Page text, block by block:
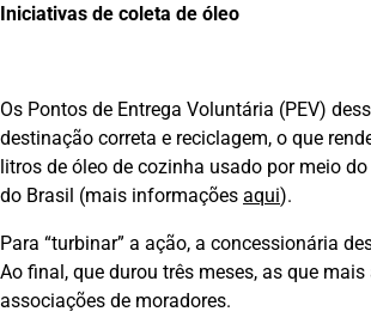
Iniciativas de coleta de óleo
Os Pontos de Entrega Voluntária (PEV)
destinação correta e reciclagem, o que
litros de óleo de cozinha usado por meio
do Brasil (mais informações aqui).
Para “turbinar” a ação, a concessionária
Ao final, que durou três meses, as que
associações de moradores.